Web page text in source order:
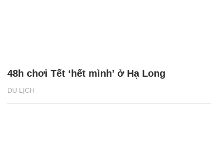
DU LỊCH
48h chơi Tết ‘hết mình’ ở Hạ Long